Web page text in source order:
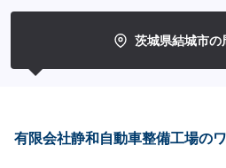
だければ作業開始【4】仕上がり次第納車
程度で納車となります。(要相談)納期は前
代車をご利用ください。※代車の燃料代は
付はスタッフへ「メンテモで予約しました
します。【定休日・営業時間】定休日：日
茨城県結城市の
有限会社静和自動車整備工場の